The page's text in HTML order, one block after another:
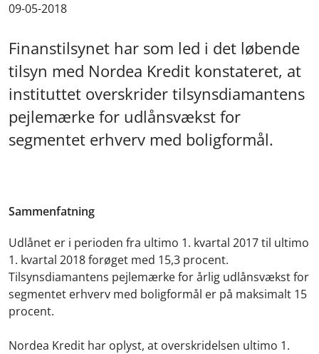
09-05-2018
Finanstilsynet har som led i det løbende
tilsyn med Nordea Kredit konstateret, at
instituttet overskrider tilsynsdiamantens
pejlemærke for udlånsvækst for
segmentet erhverv med boligformål.
Sammenfatning
Udlånet er i perioden fra ultimo 1. kvartal 2017 til ultimo
1. kvartal 2018 forøget med 15,3 procent.
Tilsynsdiamantens pejlemærke for årlig udlånsvækst for
segmentet erhverv med boligformål er på maksimalt 15
procent.
Nordea Kredit har oplyst, at overskridelsen ultimo 1.